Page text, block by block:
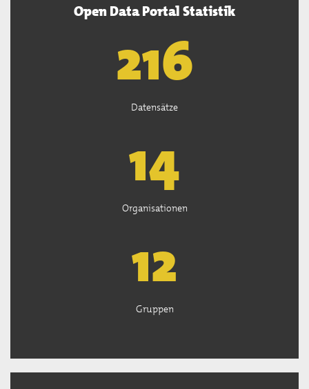
Open Data Portal Statistik
219
Datensätze
14
Organisationen
13
Gruppen